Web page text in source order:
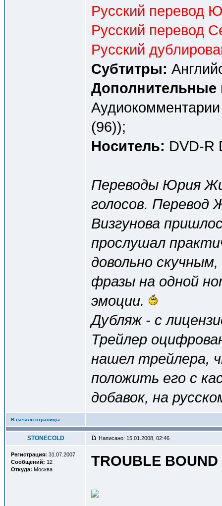
Русский перевод
Русский перевод
Русский
Субтитры:
Дополнительные
(96));
Носитель: DVD-R
Переводы Юрия
голосов. Перевод
Визгунова
прослушал
довольно
фразы на одной
эмоции.
Дубляж - с
Трейлер
нашел трейлера,
положить его с
добавок, на
В начало страницы
STONECOLD Написано: 15.01.2008, 02:46
Регистрация: 31.07.2007
Сообщений: 12
Откуда: Москва
TROUBLE